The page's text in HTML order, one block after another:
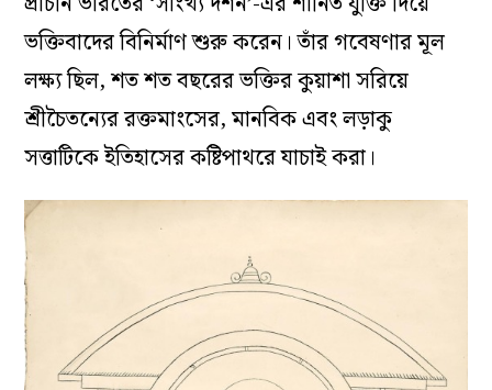
ভক্তিবাদের বিনির্মাণ শুরু করেন। তাঁর গবেষণার মূল
লক্ষ্য ছিল, শত শত বছরের ভক্তির কুয়াশা সরিয়ে
শ্রীচৈতন্যের রক্তমাংসের, মানবিক এবং লড়াকু
সত্তাটিকে ইতিহাসের কষ্টিপাথরে যাচাই করা।